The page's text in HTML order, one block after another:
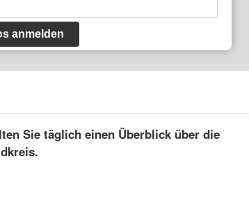
anmelden
Sie täglich einen Überblick über die